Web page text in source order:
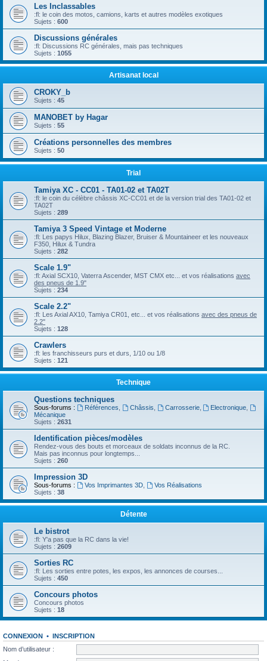
Les Inclassables
:fl: le coin des motos, camions, karts et autres modèles exotiques
Sujets : 600
Discussions générales
:fl: Discussions RC générales, mais pas techniques
Sujets : 1055
Artisanat local
CROKY_b
Sujets : 45
MANOBET by Hagar
Sujets : 55
Créations personnelles des membres
Sujets : 50
Trial
Tamiya XC - CC01 - TA01-02 et TA02T
:fl: le coin du célèbre châssis XC-CC01 et de la version trial des TA01-02 et
TA02T
Sujets : 289
Tamiya 3 Speed Vintage et Moderne
:fl: Les papys Hilux, Blazing Blazer, Bruiser & Mountaineer et les nouveaux
F350, Hilux & Tundra
Sujets : 282
Scale 1.9"
:fl: Axial SCX10, Vaterra Ascender, MST CMX etc... et vos réalisations avec
des pneus de 1.9"
Sujets : 234
Scale 2.2"
:fl: Les Axial AX10, Tamiya CR01, etc... et vos réalisations avec des pneus de
2.2"
Sujets : 128
Crawlers
:fl: les franchisseurs purs et durs, 1/10 ou 1/8
Sujets : 121
Technique
Questions techniques
Sous-forums : Références Châssis Carrosserie, Electronique
Mécanique
Sujets : 2631
Identification pièces/modèles
Rendez-vous des bouts et morceaux de soldats inconnus de la RC.
Mais pas inconnus pour longtemps...
Sujets : 260
Impression 3D
Sous-forums : Vos Imprimantes 3D,
Vos Réalisations
Sujets : 38
Détente
Le bistrot
:fl: Y'a pas que la RC dans la vie!
Sujets : 2609
Sorties RC
:fl: Les sorties entre potes, les expos, les annonces de courses...
Sujets : 450
Concours photos
Concours photos
Sujets : 18
CONNEXION • INSCRIPTION
Nom d’utilisateur :